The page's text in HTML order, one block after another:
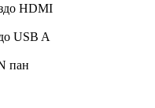
HDMI
USB A
пан